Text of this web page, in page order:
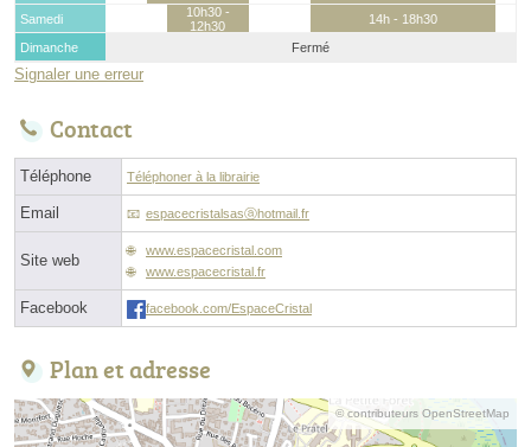
Samedi
10h30 -
12h30
14h - 18h30
Dimanche
Fermé
Signaler une erreur
Contact
Téléphone Téléphoner à la librairie
Email espacecristalsasⓐhotmail.fr
Site web
www.espacecristal.com
www.espacecristal.fr
Facebook facebook.com/EspaceCristal
Plan et adresse
© contributeurs OpenStreetMap